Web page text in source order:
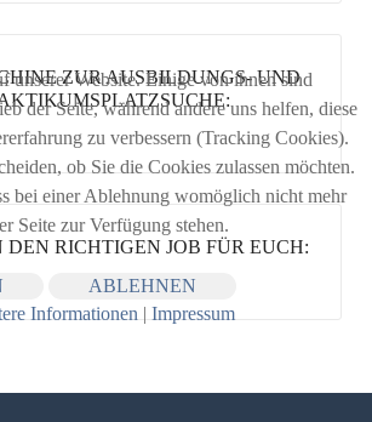
ZUR AUSBILDUNGS- UND
RICHTIGEN JOB FÜR EUCH:
unserer Website. Einige von ihnen sind
der Seite, während andere uns helfen, diese
zu verbessern (Tracking Cookies).
ob Sie die Cookies zulassen möchten.
bei einer Ablehnung womöglich nicht mehr
Seite zur Verfügung stehen.
ABLEHNEN
Informationen | Impressum